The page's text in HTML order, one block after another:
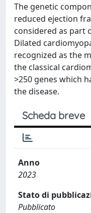
The genetic
reduced ejection
considered as part
Dilated
recognized as the
the classical
>250 genes which
the disease.
Scheda breve
Anno
2023
Stato di
Pubblicato